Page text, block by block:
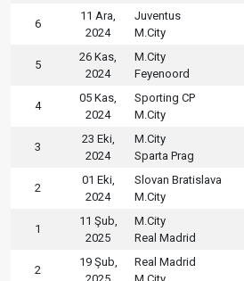
6
11 Ara,
2024
Juventus
M.City
5
26 Kas,
2024
M.City
Feyenoord
4
05 Kas,
2024
Sporting CP
M.City
3
23 Eki,
2024
M.City
Sparta Prag
2
01 Eki,
2024
Slovan Bratislava
M.City
1
11 Şub,
2025
M.City
Real Madrid
2
19 Şub,
Real Madrid